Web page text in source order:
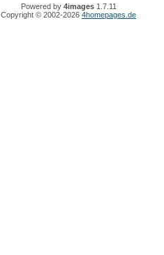
Powered by 4images1.7.11
Copyright © 2002-2026 4homepages.de